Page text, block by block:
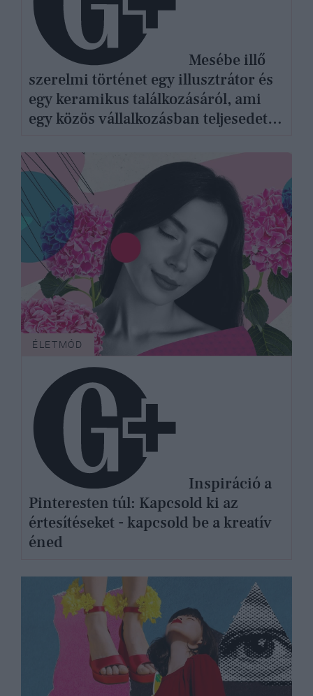
szerelmi történet egy illusztrátor és
egy keramikus találkozásáról, ami
egy közös vállalkozásban teljesedett
ÉLETMÓD
Pinteresten túl: Kapcsold ki az
értesítéseket - kapcsold be a kreatív
éned